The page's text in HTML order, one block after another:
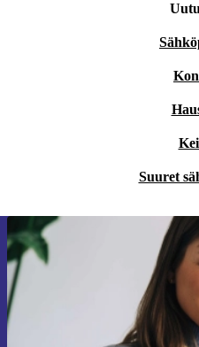
Suuret
Liity
tilaajaksi ja
Älä missaa